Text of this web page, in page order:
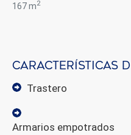
167 m2
Características
trastero
armarios empotrados